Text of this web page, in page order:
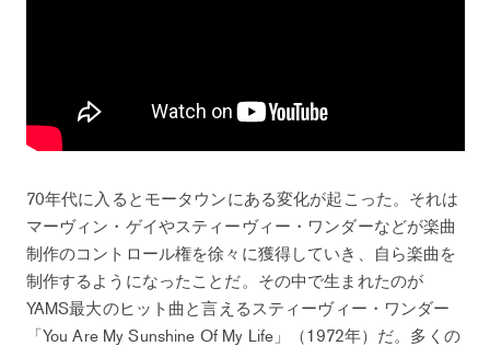
70年代に入るとモータウンにある変化が起こった。それは
マーヴィン・ゲイやスティーヴィー・ワンダーなどが楽曲
制作のコントロール権を徐々に獲得していき、自ら楽曲を
制作するようになったことだ。その中で生まれたのが
YAMS最大のヒット曲と言えるスティーヴィー・ワンダー
「You Are My Sunshine Of My Life」（1972年）だ。多くの